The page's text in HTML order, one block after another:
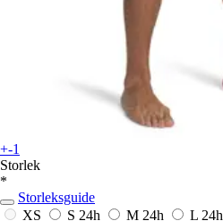
+-1
Storlek
*
Storleksguide
XS
S 24h M 24h L 24h